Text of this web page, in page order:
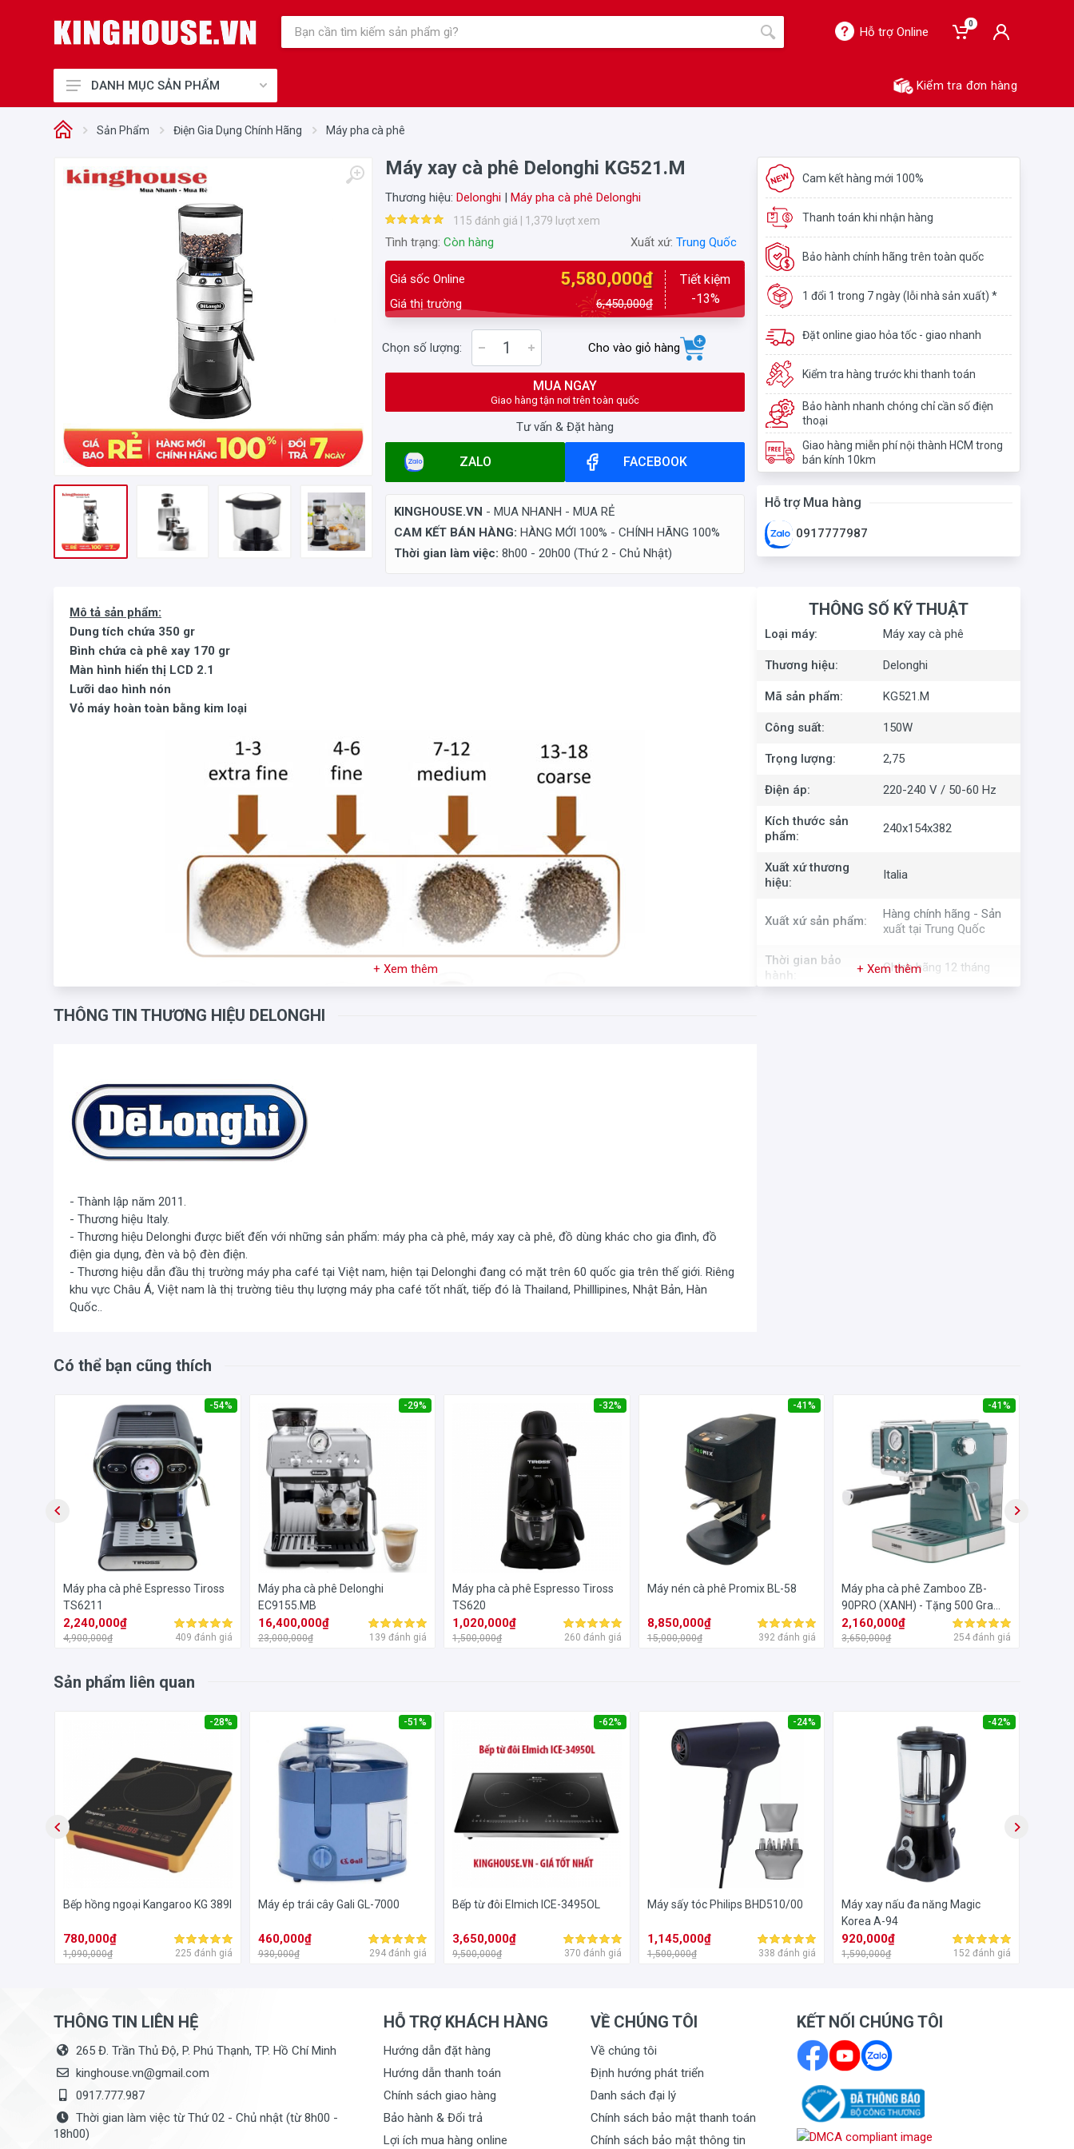
Hỗ trợ Online
0
Cho Mẹ và Bé
Sức Khỏe và Làm Đẹp
Điện máy, Điện lạnh
Phụ kiện tủ bếp, Khóa điện tử
DANH MỤC SẢN PHẨM Kiểm tra đơn hàng
Sản Phẩm Điện Gia Dụng Chính Hãng Máy pha cà phê
Máy xay cà phê Delonghi KG521.M
Thương hiệu: Delonghi | Máy pha cà phê Delonghi
115 đánh giá | 1,379 lượt xem
Tình trạng: Còn hàng Xuất xứ: Trung Quốc
Giá sốc Online 5,580,000₫
Giá thị trường 6,450,000₫
Tiết kiệm
-13%
Chọn số lượng: Cho vào giỏ hàng
MUA NGAY
Giao hàng tận nơi trên toàn quốc
Tư vấn & Đặt hàng
ZALO FACEBOOK
KINGHOUSE.VN - MUA NHANH - MUA RẺ
CAM KẾT BÁN HÀNG: HÀNG MỚI 100% - CHÍNH HÃNG 100%
Thời gian làm việc: 8h00 - 20h00 (Thứ 2 - Chủ Nhật)
Cam kết hàng mới 100%
Thanh toán khi nhận hàng
Bảo hành chính hãng trên toàn quốc
1 đổi 1 trong 7 ngày (lỗi nhà sản xuất) *
Đặt online giao hỏa tốc - giao nhanh
Kiểm tra hàng trước khi thanh toán
Bảo hành nhanh chóng chỉ cần số điện
thoại
Giao hàng miễn phí nội thành HCM trong
bán kính 10km
Hỗ trợ Mua hàng
0917777987
Mô tả sản phẩm:
Dung tích chứa 350 gr
Bình chứa cà phê xay 170 gr
Màn hình hiển thị LCD 2.1
Lưỡi dao hình nón
Vỏ máy hoàn toàn bằng kim loại
dàng vệ sinh và tháo lắp sản phẩm phần lưỡi xay có dạng hình nón được làm bằng thép không gỉ và có thể tháo rời để dễ dàng
làm sạch đảm bảo vệ sinh an toàn thực phẩm
Máy xay cà phê Delonghi KG521.M
hoạt động ở mức công suất là 150W. Đầu ra cà phê bột quý khách có thể đựng trực tiếp
vào ngăn chứa. Với 18 chế độ pha quý khách hàng có thể tùy chỉnh xay cà phê thành bột thật nhuyễn, mịn, giữ trọn hương vị tự
Máy xay cà phê Delonghi
với màn hình LCD kỹ thuật số thuận tiện cho người dùng theo dõi và quan sát các chế độ hoạt động
của sản phẩm, tiện lợi trong việc điều chỉnh, sử dụng. Quý khách có thể thiết lập được chế độ xay, điều chỉnh độ mịn cà phê
theo ý muốn của bản thân hoặc khách hàng
+ Xem thêm
THÔNG TIN THƯƠNG HIỆU DELONGHI
- Thành lập năm 2011.
- Thương hiệu Italy.
- Thương hiệu Delonghi được biết đến với những sản phẩm: máy pha cà phê, máy xay cà phê, đồ dùng khác cho gia đình, đồ
điện gia dụng, đèn và bộ đèn điện.
- Thương hiệu dẫn đầu thị trường máy pha café tại Việt nam, hiện tại Delonghi đang có mặt trên 60 quốc gia trên thế giới. Riêng
khu vực Châu Á, Việt nam là thị trường tiêu thụ lượng máy pha café tốt nhất, tiếp đó là Thailand, Philllipines, Nhật Bản, Hàn
Quốc..
THÔNG SỐ KỸ THUẬT
Loại máy: Máy xay cà phê
Thương hiệu: Delonghi
Mã sản phẩm: KG521.M
Công suất: 150W
Trọng lượng: 2,75
Điện áp: 220-240 V / 50-60 Hz
Kích thước sản
phẩm:
240x154x382
Xuất xứ thương
hiệu:
Italia
Xuất xứ sản phẩm:
Hàng chính hãng - Sản
xuất tại Trung Quốc
Thời gian bảo
hành:
Chính hãng 12 tháng
+ Xem thêm
Có thể bạn cũng thích
-54%
Máy pha cà phê Espresso Tiross
TS6211
2,240,000₫
4,900,000₫ 409 đánh giá
-29%
Máy pha cà phê Delonghi
EC9155.MB
16,400,000₫
23,000,000₫ 139 đánh giá
-32%
Máy pha cà phê Espresso Tiross
TS620
1,020,000₫
1,500,000₫ 260 đánh giá
-41%
Máy nén cà phê Promix BL-58
8,850,000₫
15,000,000₫ 392 đánh giá
-41%
Máy pha cà phê Zamboo ZB-
90PRO (XANH) - Tặng 500 Gram
Cà phê
2,160,000₫
3,650,000₫ 254 đánh giá
Sản phẩm liên quan
-28%
Bếp hồng ngoại Kangaroo KG 389I
780,000₫
1,090,000₫ 225 đánh giá
-51%
Máy ép trái cây Gali GL-7000
460,000₫
930,000₫ 294 đánh giá
-62%
Bếp từ đôi Elmich ICE-3495OL
3,650,000₫
9,500,000₫ 370 đánh giá
-24%
Máy sấy tóc Philips BHD510/00
1,145,000₫
1,500,000₫ 338 đánh giá
-42%
Máy xay nấu đa năng Magic
Korea A-94
920,000₫
1,590,000₫ 152 đánh giá
THÔNG TIN LIÊN HỆ
265 Đ. Trần Thủ Độ, P. Phú Thạnh, TP. Hồ Chí Minh
kinghouse.vn@gmail.com
0917.777.987
Thời gian làm việc từ Thứ 02 - Chủ nhật (từ 8h00 -
18h00)
HỖ TRỢ KHÁCH HÀNG
Hướng dẫn đặt hàng
Hướng dẫn thanh toán
Chính sách giao hàng
Bảo hành & Đổi trả
Lợi ích mua hàng online
VỀ CHÚNG TÔI
Về chúng tôi
Định hướng phát triển
Danh sách đại lý
Chính sách bảo mật thanh toán
Chính sách bảo mật thông tin
KẾT NỐI CHÚNG TÔI